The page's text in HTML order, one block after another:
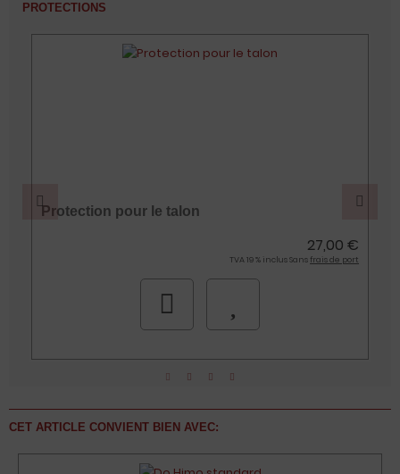
PROTECTIONS
Protection pour le talon
27,00 €
TVA 19 % inclus Sans frais de port
CET ARTICLE CONVIENT BIEN AVEC: